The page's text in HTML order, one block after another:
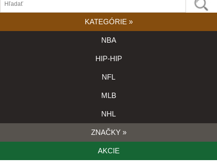
KATEGÓRIE »
NBA
HIP-HIP
NFL
MLB
NHL
ZNAČKY »
AKCIE